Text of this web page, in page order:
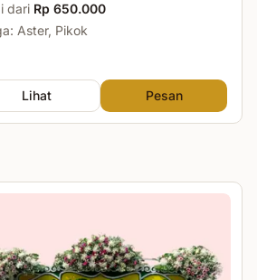
dari Rp 650.000
Aster, Pikok
Lihat Pesan